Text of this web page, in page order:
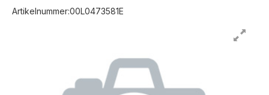
Artikelnummer:00L0473581E